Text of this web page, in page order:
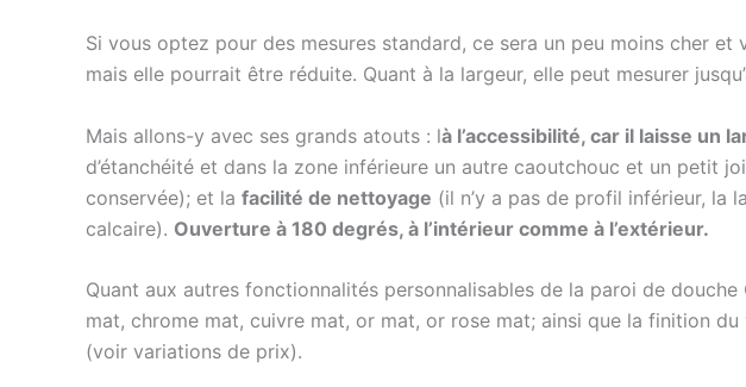
Si vous optez pour des mesures standard, ce sera un peu moins cher
mais elle pourrait être réduite. Quant à la largeur, elle peut mesurer
Mais allons-y avec ses grands atouts : là l’accessibilité, car il laisse un
d’étanchéité et dans la zone inférieure un autre caoutchouc et un petit
conservée); et la facilité de nettoyage (il n’y a pas de profil inférieur, la
calcaire). Ouverture à 180 degrés, à l’intérieur comme à l’extérieur.
Quant aux autres fonctionnalités personnalisables de la paroi de douche
mat, chrome mat, cuivre mat, or mat, or rose mat; ainsi que la finition
(voir variations de prix).